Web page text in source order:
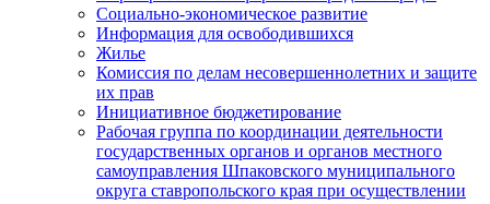
Социально-экономическое развитие
Информация для освободившихся
Жилье
Комиссия по делам несовершеннолетних и защите
их прав
Инициативное бюджетирование
Рабочая группа по координации деятельности
государственных органов и органов местного
самоуправления Шпаковского муниципального
округа ставропольского края при осуществлении